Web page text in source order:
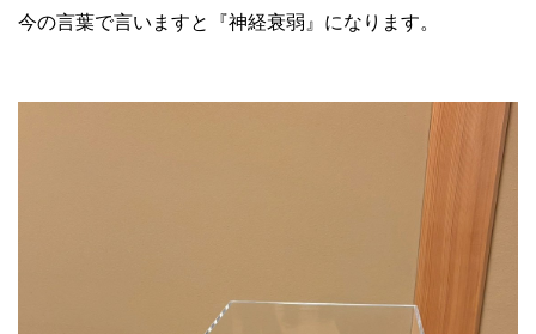
今の言葉で言いますと『神経衰弱』になります。